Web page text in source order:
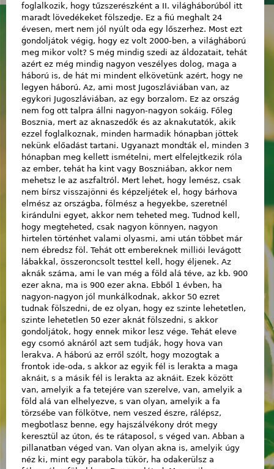
foglalkozik, hogy tűzszerészként a II. világháborúból itt
maradt lövedékeket fölszedje. Ez a fiú meghalt 24
évesen, mert nem jól nyúlt oda egy lőszerhez. Most ezt
gondoljátok végig, hogy ez volt 2000-ben, a világháború
meg mikor volt? S még mindig szedi az áldozatait, tehát
azért ez még mindig nagyon veszélyes dolog, maga a
háború is, de hát mi mindent elkövetünk azért, hogy ne
legyen háború. Az, ami most Jugoszláviában van, az
egykori Jugoszláviában, az egy borzalom. Ez az ország
nem fog ott talpra állni nagyon-nagyon sokáig. Főleg
Bosznia, mert az aknaszedők és az aknakutatók, akik
ezzel foglalkoznak, minden harmadik hónapban jöttek
nekünk előadást tartani. Ugyanazt mondták el, minden 3
hónapban meg kellett ismételni, mert elfelejtkezik róla
az ember, tehát ha kint vagy Boszniában, akkor nem
mehetsz le az aszfaltról. Mert lehet, hogy lemész, csak
nem bírsz visszajönni és képzeljétek el, hogy bárhova
elmész az országba, fölmész a hegyekbe, szeretnél
kirándulni egyet, akkor nem teheted meg. Tudnod kell,
hogy megteheted, csak nagyon könnyen, nagyon
hirtelen történhet valami olyasmi, ami után többet már
nem ébredsz föl. Tehát ott embereknek milliói levágott
lábakkal, összeroncsolt testtel kell, hogy éljenek. Az
aknák száma, ami le van még a föld alá téve, az kb. 900
ezer akna, ma is 900 ezer akna. Ebből 1 évben, ha
nagyon-nagyon jól munkálkodnak, akkor 50 ezret
tudnak fölszedni, de ez olyan, hogy ez szinte lehetetlen,
szinte lehetetlen 50 ezer aknát fölszedni, s akkor
gondoljátok, hogy ennek mikor lesz vége. Tehát eleve
egy csomó aknáról azt sem tudják, hogy hova van
lerakva. A háború az erről szólt, hogy mozogtak a
frontok ide-oda, s akkor az egyik fél is lerakta a maga
aknáit, s a másik fél is lerakta az aknáit. Ezek között
van, amelyik a fa tetejére van szerelve, van, amelyik a
föld alá van elhelyezve, s van olyan, amelyik a fa
törzsébe van fölkötve, nem veszed észre, rálépsz,
megbotlasz benne, egy hajszálvékony drót megy
keresztül az úton, és te rátaposol, s véged van. Abban a
pillanatban véged van. Van olyan akna is, amelyik úgy
néz ki, mint egy parabola tükör, ha odakerülsz a